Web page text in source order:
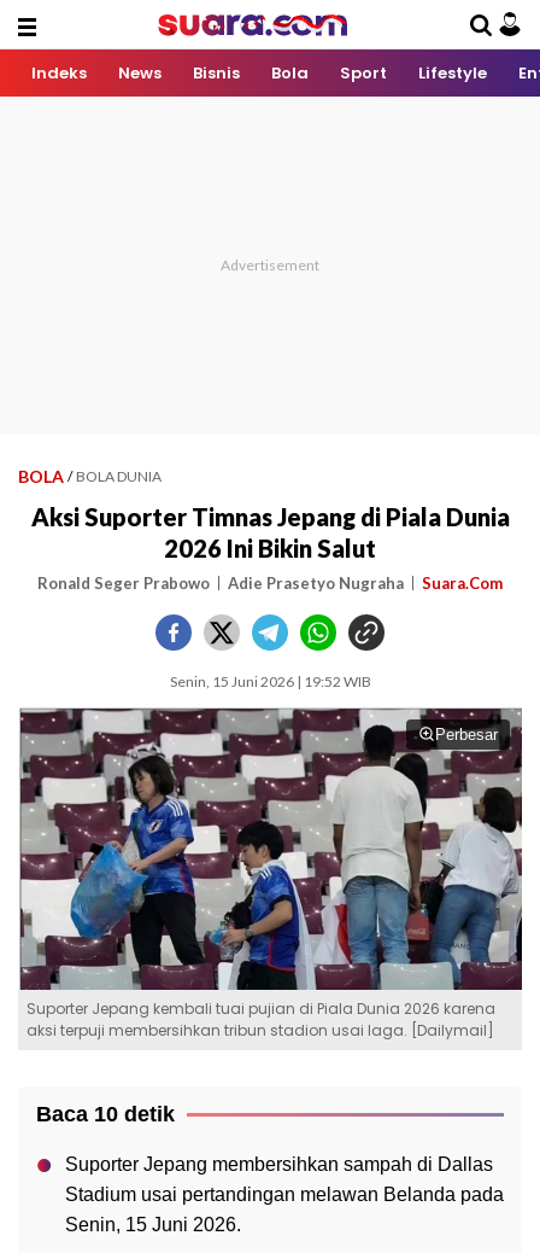
Indeks News Bisnis Bola Sport Lifestyle
BOLA / BOLA DUNIA
Aksi Suporter Timnas Jepang di Piala Dunia
2026 Ini Bikin Salut
Ronald Seger Prabowo Adie Prasetyo Nugraha Suara.Com
Senin, 15 Juni 2026 | 19:52 WIB
Perbesar
Suporter Jepang kembali tuai pujian di Piala Dunia 2026 karena
aksi terpuji membersihkan tribun stadion usai laga. [Dailymail]
Baca 10 detik
Suporter Jepang membersihkan sampah di Dallas
Stadium usai pertandingan melawan Belanda pada
Senin, 15 Juni 2026.